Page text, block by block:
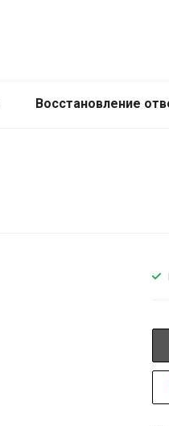
Восстановление